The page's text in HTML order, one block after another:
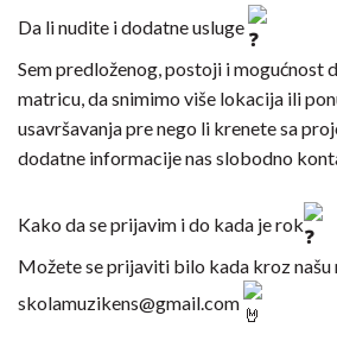
Da li nudite i dodatne usluge
Sem predloženog, postoji i mogućnost
matricu, da snimimo više lokacija ili
usavršavanja pre nego li krenete sa
dodatne informacije nas slobodno
Kako da se prijavim i do kada je rok
Možete se prijaviti bilo kada kroz našu
skolamuzikens@gmail.com